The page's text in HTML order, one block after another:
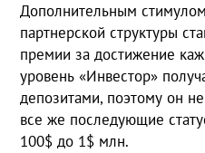
Дополнительным
партнерской структуры
премии за достижение
уровень «Инвестор»
депозитами, поэтому он
все же последующие
100$ до 1$ млн.